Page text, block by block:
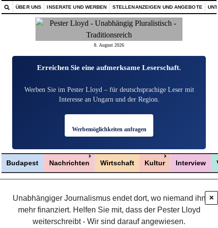
ÜBER UNS INSERATE UND WERBEN STELLENANZEIGEN UND ANGEBOTE
8. August 2026
Erreichen Sie eine aufmerksame Leserschaft.
Werben Sie im Pester Lloyd – für deutschsprachige Leser mit
Interesse an Ungarn und der Region.
Werbemöglichkeiten anfragen
Budapest Nachrichten
Menü öffnen
Wirtschaft Kultur
Menü öffnen
Interview
×
Unabhängiger Journalismus endet dort, wo niemand ihn
mehr finanziert. Helfen Sie mit, dass der Pester Lloyd
weiterschreibt - Wir sind darauf angewiesen.